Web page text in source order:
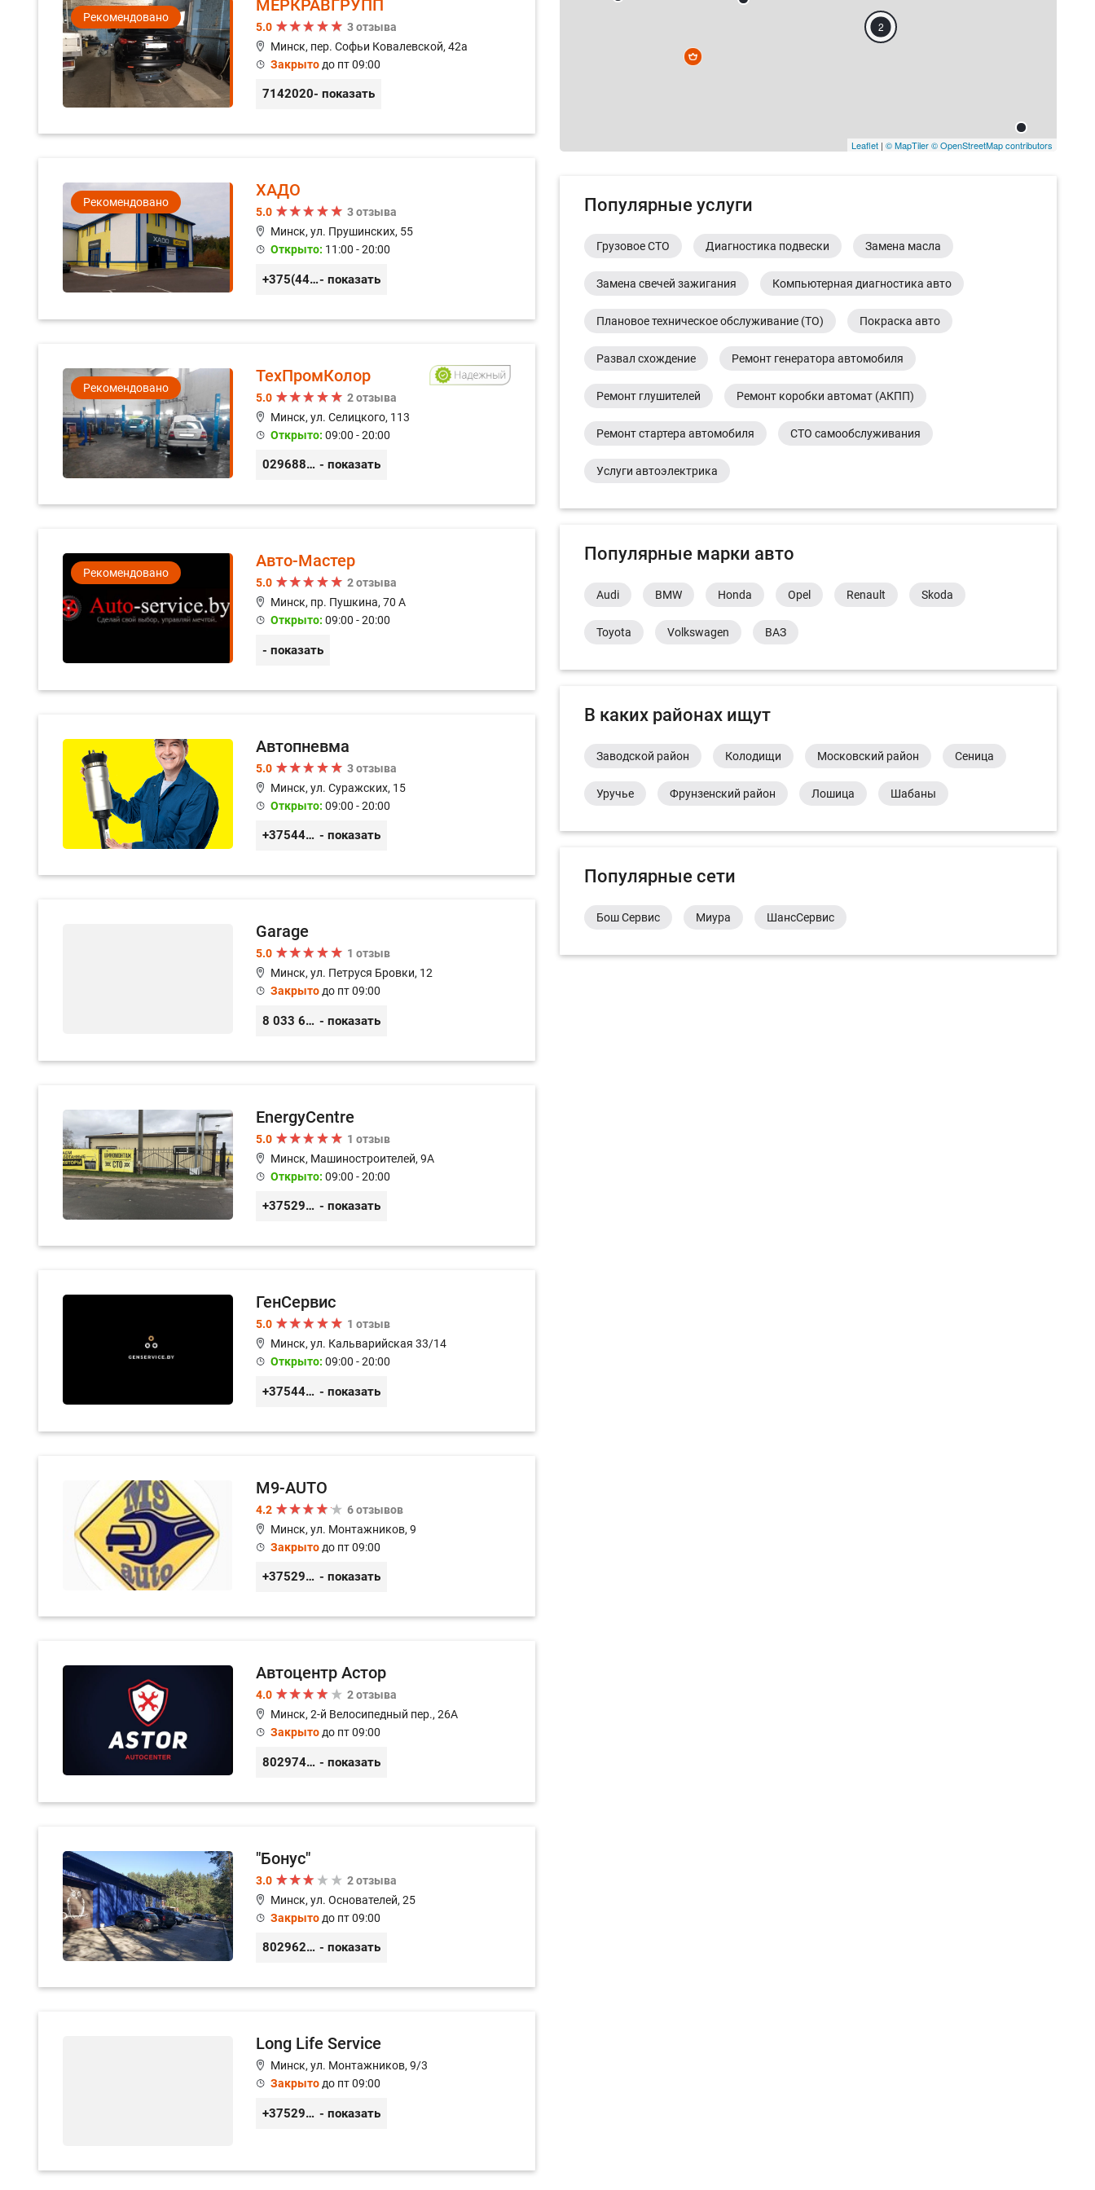
Рекомендовано
МЕРКРАВГРУПП
5.0
3 отзыва
Минск, пер. Софьи Ковалевской, 42а
Закрытодо пт 09:00
7142020- показать
Рекомендовано
ХАДО
5.0
3 отзыва
Минск, ул. Прушинских, 55
Открыто: 11:00 - 20:00
+375(44) 559-27-77- показать
Рекомендовано
ТехПромКолор
5.0
2 отзыва
Минск, ул. Селицкого, 113
Открыто: 09:00 - 20:00
0296889898 - показать
Рекомендовано
Авто-Мастер
5.0
2 отзыва
Минск, пр. Пушкина, 70 А
Открыто: 09:00 - 20:00
- показать
Автопневма
5.0
3 отзыва
Минск, ул. Суражских, 15
Открыто: 09:00 - 20:00
+375445317722 - показать
Garage
5.0
1 отзыв
Минск, ул. Петруся Бровки, 12
Закрытодо пт 09:00
8 033 626 05 68 - показать
EnergyCentre
5.0
1 отзыв
Минск, Машиностроителей, 9A
Открыто: 09:00 - 20:00
+375293857117 - показать
ГенСервис
5.0
1 отзыв
Минск, ул. Кальварийская 33/14
Открыто: 09:00 - 20:00
+375444649592 - показать
M9-AUTO
4.2
6 отзывов
Минск, ул. Монтажников, 9
Закрытодо пт 09:00
+375299395764 - показать
Автоцентр Астор
4.0
2 отзыва
Минск, 2-й Велосипедный пер., 26А
Закрытодо пт 09:00
80297417788 - показать
"Бонус"
3.0
2 отзыва
Минск, ул. Основателей, 25
Закрытодо пт 09:00
80296238800 - показать
Long Life Service
Минск, ул. Монтажников, 9/3
Закрытодо пт 09:00
+375291050161 - показать
2
2
Leaflet | © MapTiler© OpenStreetMap contributors
Популярные услуги
Грузовое СТО Диагностика подвески Замена масла
Замена свечей зажигания Компьютерная диагностика авто
Плановое техническое обслуживание (ТО) Покраска авто
Развал схождение Ремонт генератора автомобиля
Ремонт глушителей Ремонт коробки автомат (АКПП)
Ремонт стартера автомобиля СТО самообслуживания
Услуги автоэлектрика
Популярные марки авто
Audi BMW Honda Opel Renault Skoda
Toyota Volkswagen ВАЗ
В каких районах ищут
Заводской район Колодищи Московский район Сеница
Уручье Фрунзенский район Лошица Шабаны
Популярные сети
Бош Сервис Миура ШансСервис